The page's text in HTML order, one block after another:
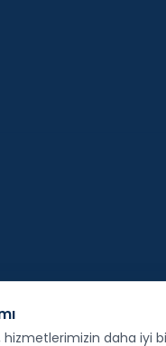
hizmetlerimizin daha iyi